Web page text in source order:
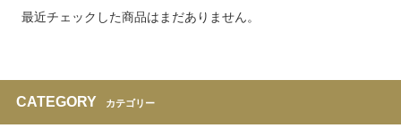
最近チェックした商品はまだありません。
CATEGORY カテゴリー